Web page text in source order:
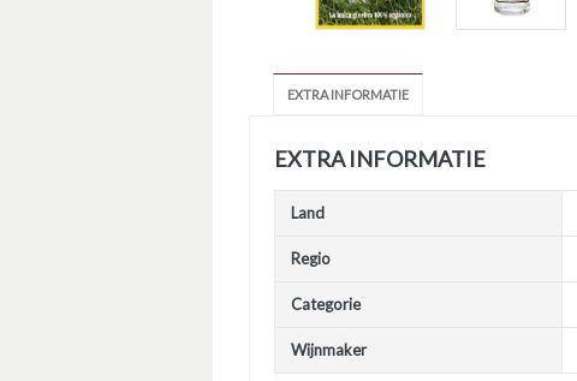
EXTRA INFORMATIE
EXTRA INFORMATIE
Land
Regio
Categorie
Wijnmaker